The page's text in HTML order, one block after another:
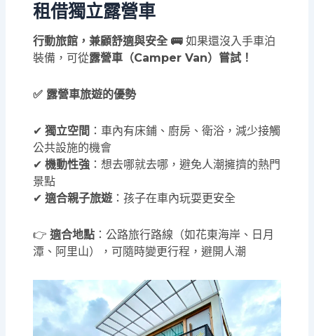
租借獨立露營車
行動旅館，兼顧舒適與安全 🚌如果還沒入手車泊
裝備，可從露營車（Camper Van）嘗試！
✅ 露營車旅遊的優勢
✔獨立空間 ：車內有床鋪、廚房、衛浴，減少接觸
公共設施的機會
✔機動性強 ：想去哪就去哪，避免人潮擁擠的熱門
景點
✔適合親子旅遊：孩子在車內玩耍更安全
👉適合地點 ：公路旅行路線（如花東海岸、日月
潭、阿里山），可隨時變更行程，避開人潮